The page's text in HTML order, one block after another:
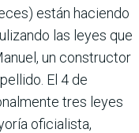
están haciendo
las leyes que
un constructor
El 4 de
tres leyes
oficialista,